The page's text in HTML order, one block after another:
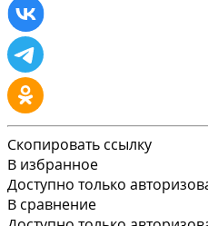
Скопировать ссылку
В избранное
Доступно только
В сравнение